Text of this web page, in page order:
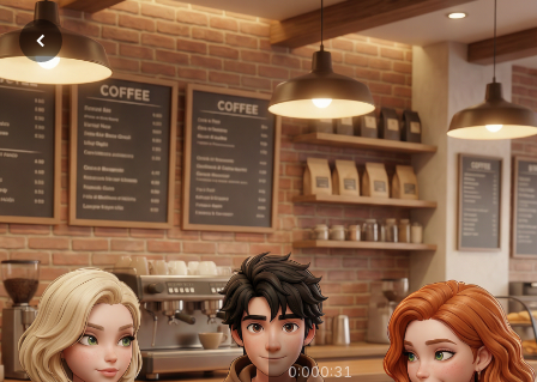
0:000:31